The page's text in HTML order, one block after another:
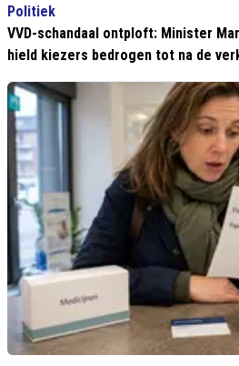
Politiek
VVD-schandaal ontploft: Minister
hield kiezers bedrogen tot na de